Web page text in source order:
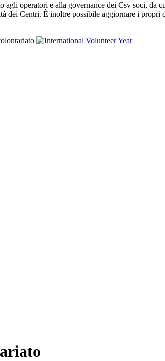
agli operatori e alla governance dei Csv soci,
dei Centri. È inoltre possibile aggiornare i propri